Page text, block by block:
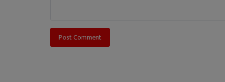
Post Comment